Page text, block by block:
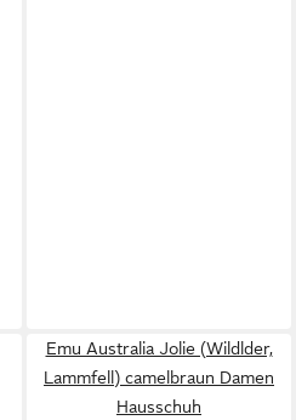
Emu Australia Jolie (Wildlder,
Lammfell) camelbraun Damen
Hausschuh